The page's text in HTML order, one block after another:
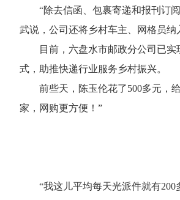
“除去信函、包裹寄递和报刊订
武说，公司还将乡村车主、网格员纳
目前，六盘水市邮政分公司已
式，助推快递行业服务乡村振兴。
前些天，陈玉伦花了500多元，
家，网购更方便！”
“我这儿平均每天光派件就有